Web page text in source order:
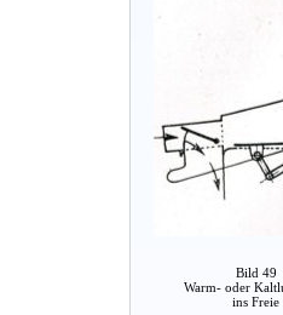
Bild 49
Warm- oder
ins Freie